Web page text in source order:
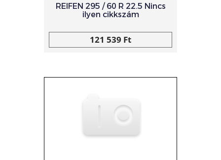
REIFEN 295 / 60 R 22.5 Nincs
ilyen cikkszám
121 539 Ft